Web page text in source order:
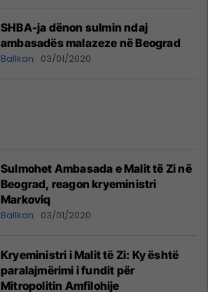
SHBA-ja dënon sulmin ndaj
ambasadës malazeze në Beograd
Ballkan 03/01/2020
Sulmohet Ambasada e Malit të Zi në
Beograd, reagon kryeministri
Markoviq
Ballkan 03/01/2020
Kryeministri i Malit të Zi: Ky është
paralajmërimi i fundit për
Mitropolitin Amfilohije